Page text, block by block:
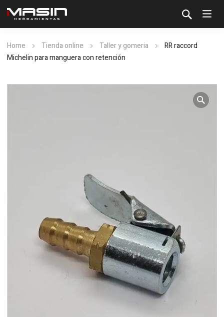
Home Tienda online Taller y gomeria
RR raccord
Michelin para manguera con retención